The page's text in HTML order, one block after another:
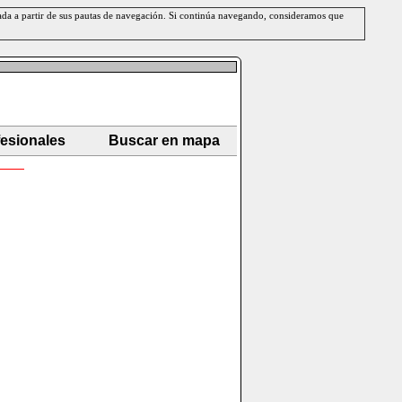
a partir de sus pautas de navegación. Si continúa navegando, consideramos que
Buscar en mapa